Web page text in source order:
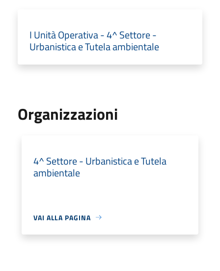
I Unità Operativa - 4^ Settore -
Urbanistica e Tutela ambientale
Organizzazioni
4^ Settore - Urbanistica e Tutela
ambientale
VAI ALLA PAGINA